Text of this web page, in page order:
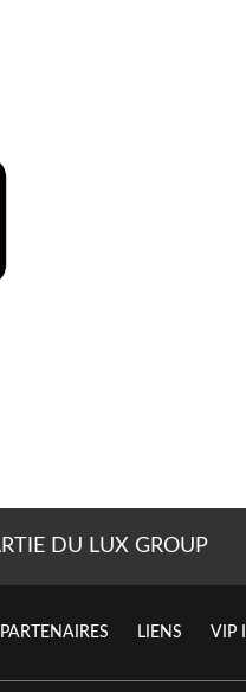
DU LUX GROUP
PARTENAIRES LIENS VIP